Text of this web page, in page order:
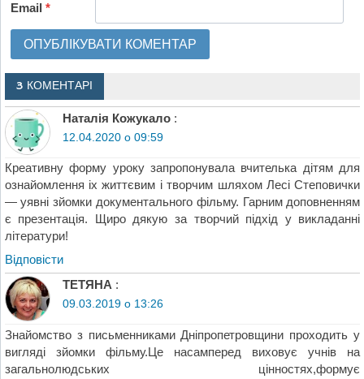
Email*
3 КОМЕНТАРІ
Наталія Кожукало :
12.04.2020 о 09:59
Креативну форму уроку запропонувала вчителька дітям для
ознайомлення іх життєвим і творчим шляхом Лесі Степовички
— уявні зйомки документального фільму. Гарним доповненням
є презентація. Щиро дякую за творчий підхід у викладанні
літератури!
Відповіcти
ТЕТЯНА :
09.03.2019 о 13:26
Знайомство з письменниками Дніпропетровщини проходить у
вигляді зйомки фільму.Це насамперед виховує учнів на
загальнолюдських цінностях,формує